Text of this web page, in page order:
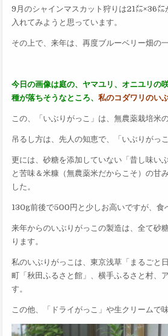
9月のシャインマスカット狩りは21㍍×36
入れてみようと思っています。
その上で、来年は、再度ブルーベリー畑の
今日の画像は庭の、ヤマユリ、オニユリの
種が落ちそうなところ、私のコダワリのい
この、「いぶりがっこ」は、無農薬栽培米
吊るし方は、先人の知恵で、「いぶりがっ
更には、砂糖を添加していない「昔し味い
と苦味＆米糠（無農薬米だからこそ）の甘
した。
130g前後で500円と少しお高いですが、食
来年からのいぶりがっこの製造は、全て砂
ります。
私のいぶりがっこは、東京浅草「まるごと
町「秋田ふるさと館」、横手ふるさと村、
す。
この他、「ドライがっこ」や生クリームで